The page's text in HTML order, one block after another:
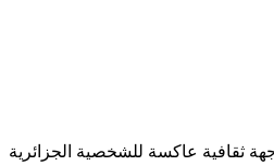
ثقافية عاكسة للشخصية الجزائرية